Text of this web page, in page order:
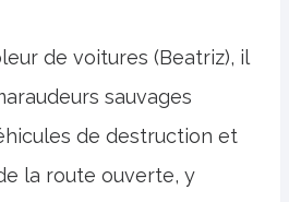
de voitures (Beatriz), il
sauvages
de destruction et
la route ouverte, y